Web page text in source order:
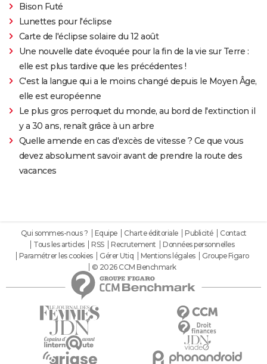
Bison Futé
Lunettes pour l'éclipse
Carte de l'éclipse solaire du 12 août
Une nouvelle date évoquée pour la fin de la vie sur Terre :
elle est plus tardive que les précédentes !
C'est la langue qui a le moins changé depuis le Moyen Âge,
elle est européenne
Le plus gros perroquet du monde, au bord de l'extinction il
y a 30 ans, renaît grâce à un arbre
Quelle amende en cas d'excès de vitesse ? Ce que vous
devez absolument savoir avant de prendre la route des
vacances
Qui sommes-nous ? Equipe Charte éditoriale Publicité
Contact
Tous les articles
RSS Recrutement
Données personnelles
Paramétrer les cookies
Gérer Utiq Mentions légales
Groupe Figaro
© 2026 CCM Benchmark